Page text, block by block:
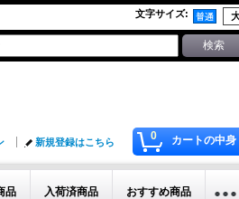
文字サイズ:
0 カートの中身
新規登録はこちら
品 入荷済商品 おすすめ商品